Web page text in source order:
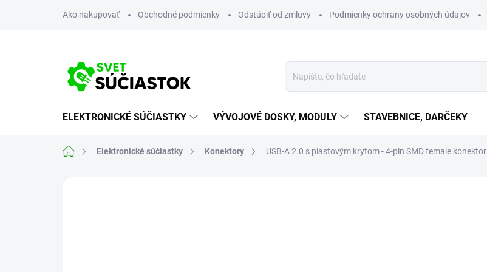
Ako nakupovať Obchodné podmienky Odstúpiť od zmluvy Podmienky ochrany osobných údajov
ELEKTRONICKÉ SÚČIASTKY VÝVOJOVÉ DOSKY, MODULY STAVEBNICE, DARČEKY
DomovElektronické súčiastky Konektory USB-A 2.0 s plastovým krytom - 4-pin SMD female konektor